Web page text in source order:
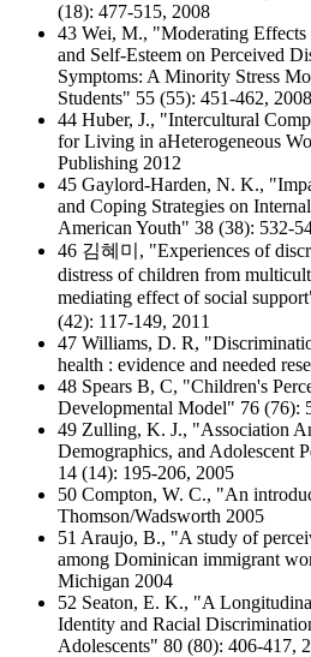
(18): 477-515, 2008
43 Wei, M., "Moderating Effects
and Self-Esteem on Perceived
Symptoms: A Minority Stress
Students" 55 (55): 451-462, 2008
44 Huber, J., "Intercultural
for Living in aHeterogeneous
Publishing 2012
45 Gaylord-Harden, N. K.,
and Coping Strategies on
American Youth" 38 (38): 532-
46 김혜미, "Experiences of
distress of children from
mediating effect of social
(42): 117-149, 2011
47 Williams, D. R,
health : evidence and needed
48 Spears B, C, "Children's
Developmental Model" 76 (76):
49 Zulling, K. J., "Association
Demographics, and Adolescent
14 (14): 195-206, 2005
50 Compton, W. C., "An
Thomson/Wadsworth 2005
51 Araujo, B., "A study of
among Dominican immigrant
Michigan 2004
52 Seaton, E. K., "A
Identity and Racial
Adolescents" 80 (80): 406-417,